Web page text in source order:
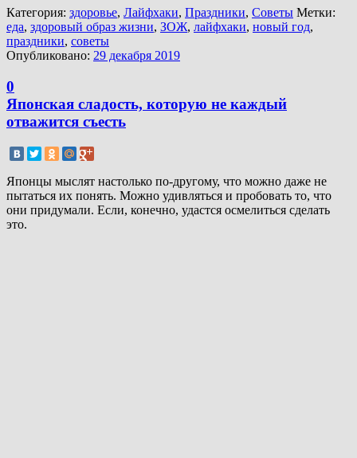
Категория: здоровье, Лайфхаки, Праздники, Советы Метки:
еда, здоровый образ жизни, ЗОЖ, лайфхаки, новый год,
праздники, советы
Опубликовано: 29 декабря 2019
0
Японская сладость, которую не каждый
отважится съесть
Японцы мыслят настолько по-другому, что можно даже не
пытаться их понять. Можно удивляться и пробовать то, что
они придумали. Если, конечно, удастся осмелиться сделать
это.